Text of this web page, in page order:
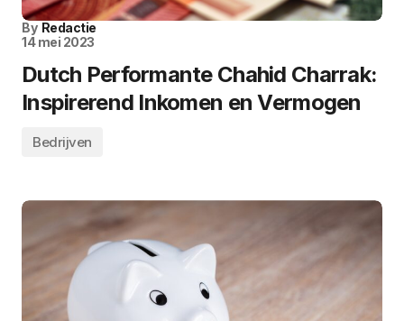
By Redactie
14 mei 2023
Dutch Performante Chahid Charrak:
Inspirerend Inkomen en Vermogen
Bedrijven